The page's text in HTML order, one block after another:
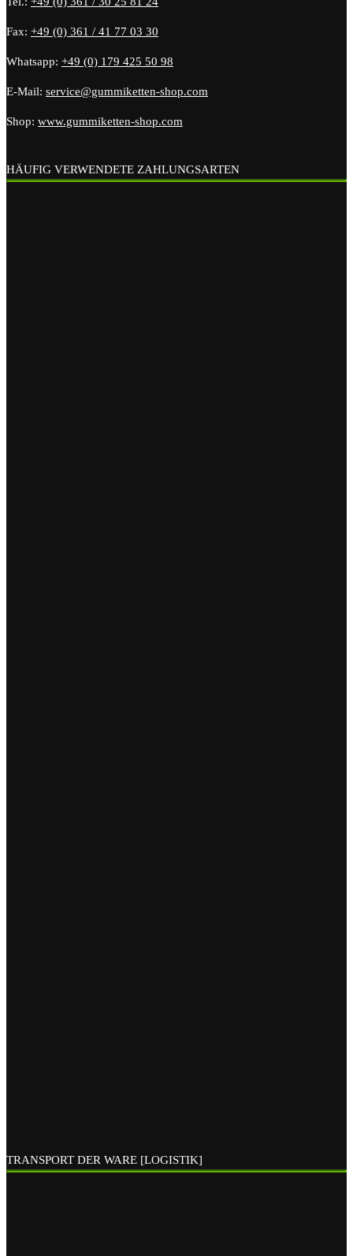
Fax: +49 (0) 361 / 41 77 03 30
Whatsapp: +49 (0) 179 425 50 98
E-Mail: service@gummiketten-shop.com
Shop: www.gummiketten-shop.com
HÄUFIG VERWENDETE ZAHLUNGSARTEN
TRANSPORT DER WARE [LOGISTIK]